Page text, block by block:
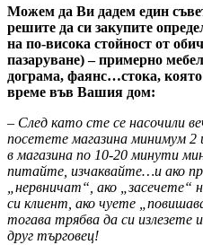
Можем да Ви дадем един
решите да си закупите
на по-висока стойност от
пазаруване) – примерно
дограма, фаянс…стока,
време във Вашия дом:
– След като сте се насочили
посетете магазина минимум 2
в магазина по 10-20 минути
питайте, изчаквайте…и ако
„нервничат“, ако „засечете“
си клиент, ако чуете
тогава трябва да си излезете
друг търговец!